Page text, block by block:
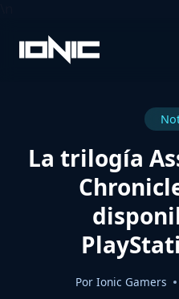
Contenido
La trilogía
Por Ionic Gamers